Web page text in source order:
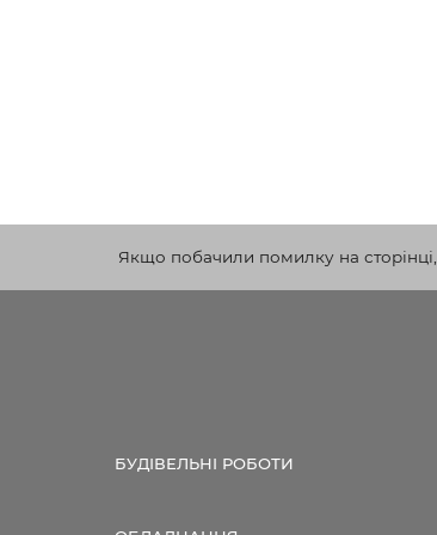
Якщо побачили помилку на сторінці,
БУДІВЕЛЬНІ РОБОТИ